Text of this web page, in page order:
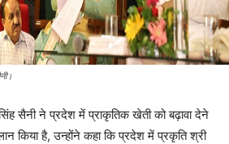
सैनी ने प्रदेश में प्राकृतिक खेती को बढ़ावा देने
किया है, उन्होंने कहा कि प्रदेश में प्रकृति श्री